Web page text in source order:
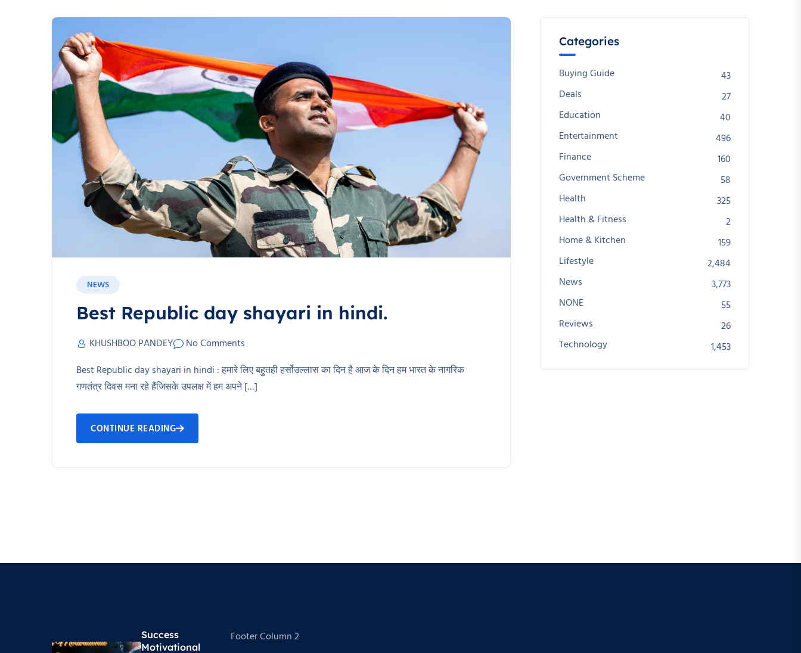
NEWS
Best Republic day shayari in hindi.
KHUSHBOO PANDEY
No Comments
Best Republic day shayari in hindi : हमारे लिए बहुतही हर्सोउल्लास का दिन है आज के दिन हम भारत के नागरिक
गणतंत्र दिवस मना रहे हैंजिसके उपलक्ष में हम अपने […]
CONTINUE READING
Categories
Buying Guide
43
Deals
27
Education
40
Entertainment
496
Finance
160
Government Scheme
58
Health
325
Health & Fitness
2
Home & Kitchen
159
Lifestyle
2,484
News
3,773
NONE
55
Reviews
26
Technology
1,453
Success
Motivational
Footer Column 2